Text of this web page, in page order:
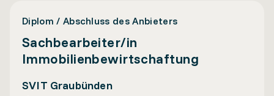
Diplom / Abschluss des Anbieters
Sachbearbeiter/in
Immobilienbewirtschaftung
SVIT Graubünden